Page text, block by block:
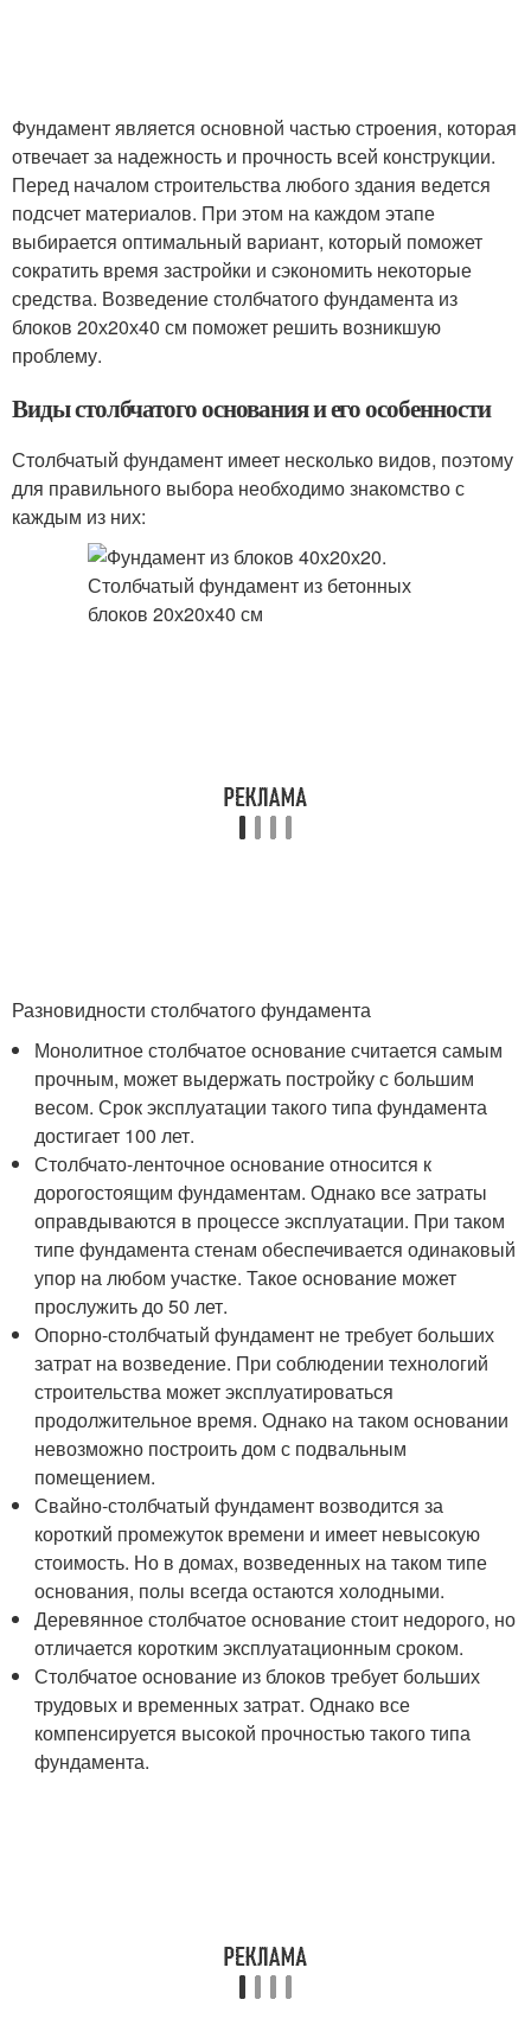
Фундамент является основной частью строения, которая
отвечает за надежность и прочность всей конструкции.
Перед началом строительства любого здания ведется
подсчет материалов. При этом на каждом этапе
выбирается оптимальный вариант, который поможет
сократить время застройки и сэкономить некоторые
средства. Возведение столбчатого фундамента из
блоков 20х20х40 см поможет решить возникшую
проблему.
Виды столбчатого основания и его особенности
Столбчатый фундамент имеет несколько видов, поэтому
для правильного выбора необходимо знакомство с
каждым из них:
Разновидности столбчатого фундамента
Монолитное столбчатое основание считается самым
прочным, может выдержать постройку с большим
весом. Срок эксплуатации такого типа фундамента
достигает 100 лет.
Столбчато-ленточное основание относится к
дорогостоящим фундаментам. Однако все затраты
оправдываются в процессе эксплуатации. При таком
типе фундамента стенам обеспечивается одинаковый
упор на любом участке. Такое основание может
прослужить до 50 лет.
Опорно-столбчатый фундамент не требует больших
затрат на возведение. При соблюдении технологий
строительства может эксплуатироваться
продолжительное время. Однако на таком основании
невозможно построить дом с подвальным
помещением.
Свайно-столбчатый фундамент возводится за
короткий промежуток времени и имеет невысокую
стоимость. Но в домах, возведенных на таком типе
основания, полы всегда остаются холодными.
Деревянное столбчатое основание стоит недорого, но
отличается коротким эксплуатационным сроком.
Столбчатое основание из блоков требует больших
трудовых и временных затрат. Однако все
компенсируется высокой прочностью такого типа
фундамента.